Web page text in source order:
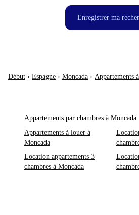
Enregistrer ma
Début › Espagne › Moncada › Appartements
Appartements par chambres à Moncada
Appartements à louer à
Moncada
Location appartements 3
chambres à Moncada